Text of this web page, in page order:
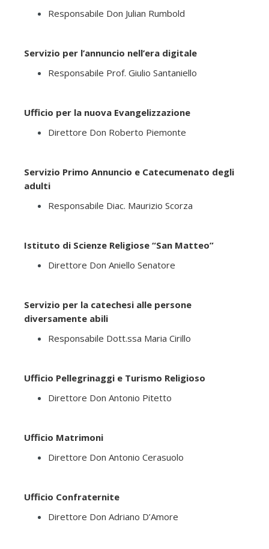
Responsabile Don Julian Rumbold
Servizio per l’annuncio nell’era digitale
Responsabile Prof. Giulio Santaniello
Ufficio per la nuova Evangelizzazione
Direttore Don Roberto Piemonte
Servizio Primo Annuncio e Catecumenato degli
adulti
Responsabile Diac. Maurizio Scorza
Istituto di Scienze Religiose “San Matteo”
Direttore Don Aniello Senatore
Servizio per la catechesi alle persone
diversamente abili
Responsabile Dott.ssa Maria Cirillo
Ufficio Pellegrinaggi e Turismo Religioso
Direttore Don Antonio Pitetto
Ufficio Matrimoni
Direttore Don Antonio Cerasuolo
Ufficio Confraternite
Direttore Don Adriano D’Amore